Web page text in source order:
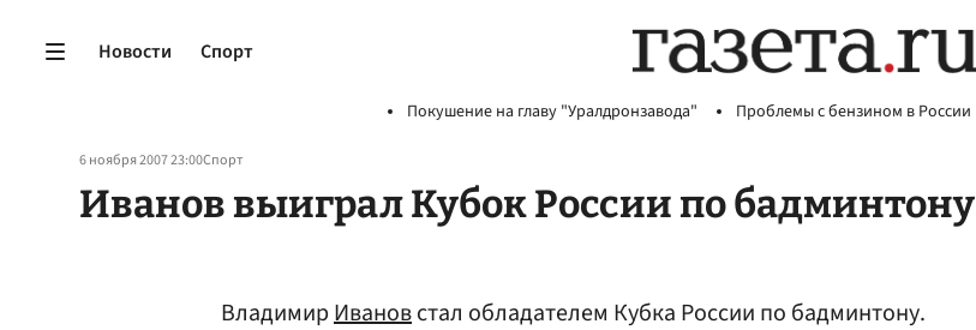
Новости Спорт
Покушение на главу "Уралдронзавода" Проблемы с бензином в России
6 ноября 2007 23:00Спорт
Иванов выиграл Кубок России по бадминтону
ВладимирИвановстал обладателем Кубка России по бадминтону.